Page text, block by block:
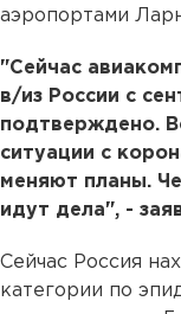
аэропортами
"Сейчас
в/из России с
подтверждено.
ситуации с
меняют планы.
идут дела", -
Сейчас Россия
категории по